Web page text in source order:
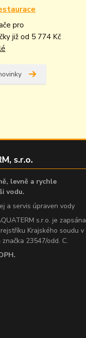
pro
již od 5 774 Kč
s.r.o.
levně a rychle
vodu.
a servis úpraven vody
s.r.o. je zapsána
Krajského soudu v
23547/odd. C.